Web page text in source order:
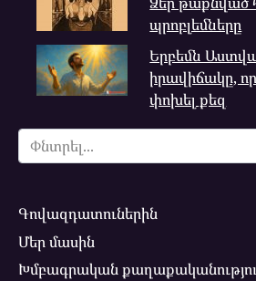
պրոբլեմները
Երբեմն
իրավիճակը,
փոխել քեզ
Search
for:
Գովազդատուներին
Մեր մասին
Խմբագրական